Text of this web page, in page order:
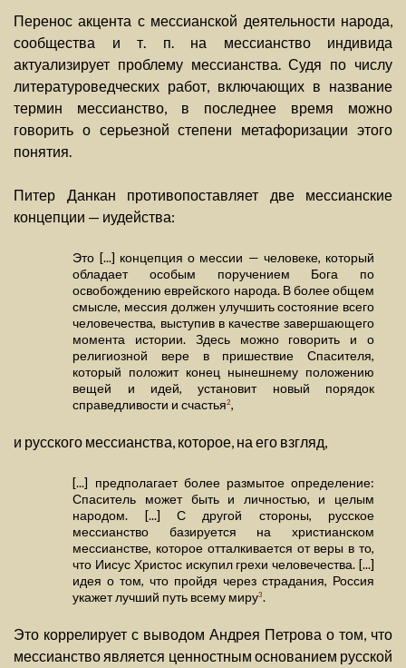
Перенос акцента с мессианской деятельности народа,
сообщества и т. п. на мессианство индивида
актуализирует проблему мессианства. Судя по числу
литературоведческих работ, включающих в название
термин мессианство, в последнее время можно
говорить о серьезной степени метафоризации этого
понятия.
Питер Данкан противопоставляет две мессианские
концепции — иудейства:
Это [...] концепция о мессии — человеке, который
обладает особым поручением Бога по
освобождению еврейского народа. В более общем
смысле, мессия должен улучшить состояние всего
человечества, выступив в качестве завершающего
момента истории. Здесь можно говорить и о
религиозной вере в пришествие Спасителя,
который положит конец нынешнему положению
вещей и идей, установит новый порядок
справедливости и счастья2,
и русского мессианства, которое, на его взгляд,
[...] предполагает более размытое определение:
Спаситель может быть и личностью, и целым
народом. [...] С другой стороны, русское
мессианство базируется на христианском
мессианстве, которое отталкивается от веры в то,
что Иисус Христос искупил грехи человечества. [...]
идея о том, что пройдя через страдания, Россия
укажет лучший путь всему миру3.
Это коррелирует с выводом Андрея Петрова о том, что
мессианство является ценностным основанием русской